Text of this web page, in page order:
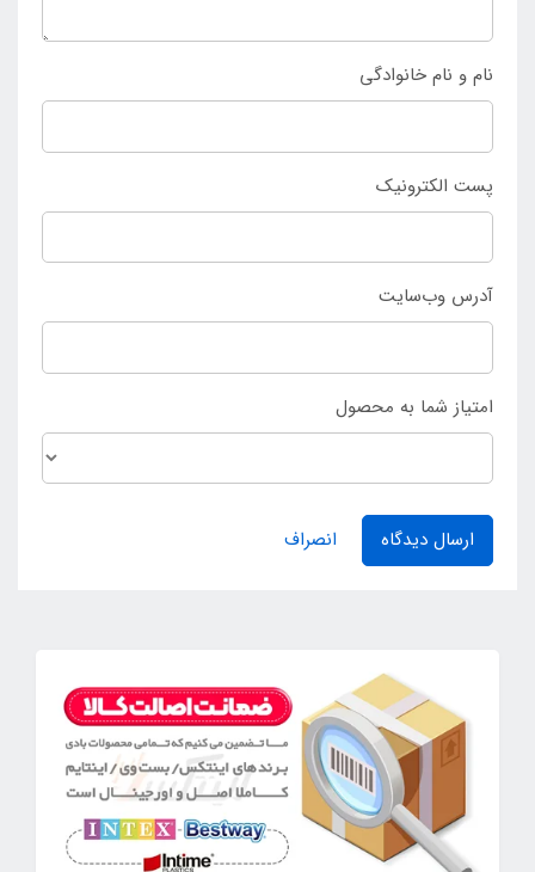
نام و نام خانوادگی
پست الکترونیک
آدرس وب‌سایت
امتیاز شما به محصول
ارسال دیدگاه انصراف